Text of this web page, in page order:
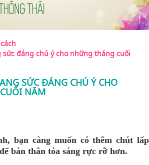
đáng chú ý cho những tháng cuối
SỨC ĐÁNG CHÚ Ý CHO
NĂM
bạn càng muốn có thêm chút lấp
bản thân tỏa sáng rực rỡ hơn.